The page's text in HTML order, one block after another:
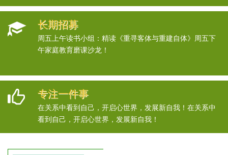
长期招募
周五上午读书小组：精读《重寻客体与重建自体》周五下
午家庭教育磨课沙龙！
专注一件事
在关系中看到自己，开启心世界，发展新自我！在关系中
看到自己，开启心世界，发展新自我！